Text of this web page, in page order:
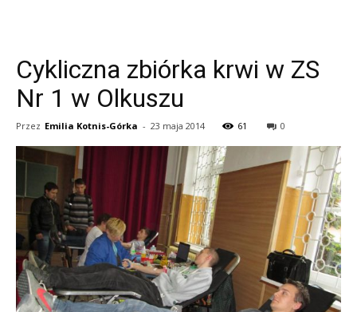
Cykliczna zbiórka krwi w ZS
Nr 1 w Olkuszu
Przez Emilia Kotnis-Górka - 23 maja 2014 61 0